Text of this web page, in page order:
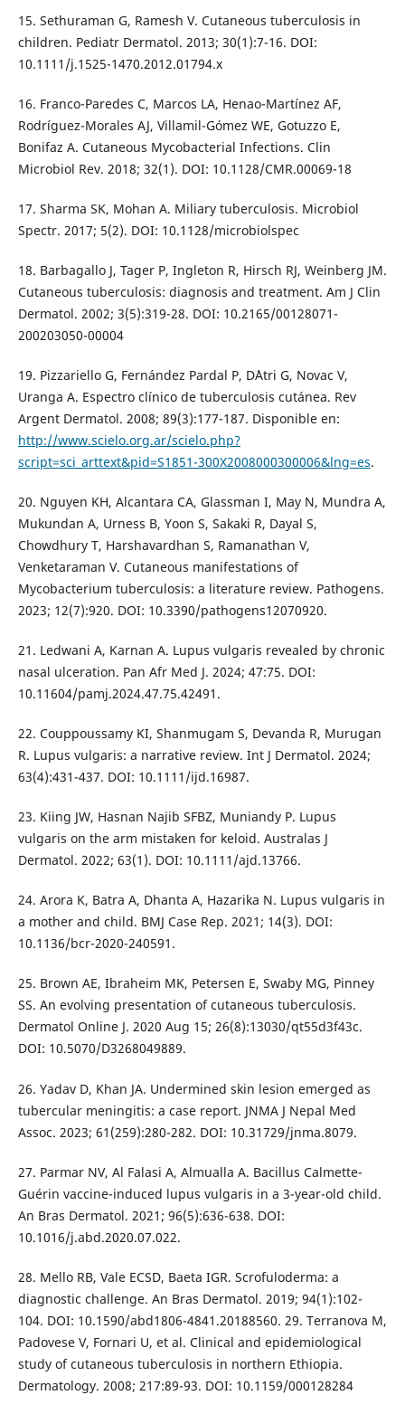
15. Sethuraman G, Ramesh V. Cutaneous tuberculosis in
children. Pediatr Dermatol. 2013; 30(1):7-16. DOI:
10.1111/j.1525-1470.2012.01794.x
16. Franco-Paredes C, Marcos LA, Henao-Martínez AF,
Rodríguez-Morales AJ, Villamil-Gómez WE, Gotuzzo E,
Bonifaz A. Cutaneous Mycobacterial Infections. Clin
Microbiol Rev. 2018; 32(1). DOI: 10.1128/CMR.00069-18
17. Sharma SK, Mohan A. Miliary tuberculosis. Microbiol
Spectr. 2017; 5(2). DOI: 10.1128/microbiolspec
18. Barbagallo J, Tager P, Ingleton R, Hirsch RJ, Weinberg JM.
Cutaneous tuberculosis: diagnosis and treatment. Am J Clin
Dermatol. 2002; 3(5):319-28. DOI: 10.2165/00128071-
200203050-00004
19. Pizzariello G, Fernández Pardal P, D´Atri G, Novac V,
Uranga A. Espectro clínico de tuberculosis cutánea. Rev
Argent Dermatol. 2008; 89(3):177-187. Disponible en:
http://www.scielo.org.ar/scielo.php?
script=sci_arttext&pid=S1851-300X2008000300006&lng=es.
20. Nguyen KH, Alcantara CA, Glassman I, May N, Mundra A,
Mukundan A, Urness B, Yoon S, Sakaki R, Dayal S,
Chowdhury T, Harshavardhan S, Ramanathan V,
Venketaraman V. Cutaneous manifestations of
Mycobacterium tuberculosis: a literature review. Pathogens.
2023; 12(7):920. DOI: 10.3390/pathogens12070920.
21. Ledwani A, Karnan A. Lupus vulgaris revealed by chronic
nasal ulceration. Pan Afr Med J. 2024; 47:75. DOI:
10.11604/pamj.2024.47.75.42491.
22. Couppoussamy KI, Shanmugam S, Devanda R, Murugan
R. Lupus vulgaris: a narrative review. Int J Dermatol. 2024;
63(4):431-437. DOI: 10.1111/ijd.16987.
23. Kiing JW, Hasnan Najib SFBZ, Muniandy P. Lupus
vulgaris on the arm mistaken for keloid. Australas J
Dermatol. 2022; 63(1). DOI: 10.1111/ajd.13766.
24. Arora K, Batra A, Dhanta A, Hazarika N. Lupus vulgaris in
a mother and child. BMJ Case Rep. 2021; 14(3). DOI:
10.1136/bcr-2020-240591.
25. Brown AE, Ibraheim MK, Petersen E, Swaby MG, Pinney
SS. An evolving presentation of cutaneous tuberculosis.
Dermatol Online J. 2020 Aug 15; 26(8):13030/qt55d3f43c.
DOI: 10.5070/D3268049889.
26. Yadav D, Khan JA. Undermined skin lesion emerged as
tubercular meningitis: a case report. JNMA J Nepal Med
Assoc. 2023; 61(259):280-282. DOI: 10.31729/jnma.8079.
27. Parmar NV, Al Falasi A, Almualla A. Bacillus Calmette-
Guérin vaccine-induced lupus vulgaris in a 3-year-old child.
An Bras Dermatol. 2021; 96(5):636-638. DOI:
10.1016/j.abd.2020.07.022.
28. Mello RB, Vale ECSD, Baeta IGR. Scrofuloderma: a
diagnostic challenge. An Bras Dermatol. 2019; 94(1):102-
104. DOI: 10.1590/abd1806-4841.20188560. 29. Terranova M,
Padovese V, Fornari U, et al. Clinical and epidemiological
study of cutaneous tuberculosis in northern Ethiopia.
Dermatology. 2008; 217:89-93. DOI: 10.1159/000128284